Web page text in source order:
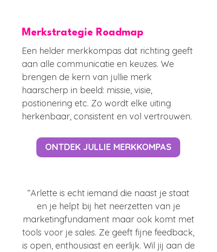
Merkstrategie Roadmap
Een helder merkkompas dat richting geeft
aan alle communicatie en keuzes. We
brengen de kern van jullie merk
haarscherp in beeld: missie, visie,
postionering etc. Zo wordt elke uiting
herkenbaar, consistent en vol vertrouwen.
ONTDEK JULLIE MERKKOMPAS
“Arlette is echt iemand die naast je staat
en je helpt bij het neerzetten van je
marketingfundament maar ook komt met
tools voor je sales. Ze geeft fijne feedback,
is open, enthousiast en eerlijk. Wil jij aan de